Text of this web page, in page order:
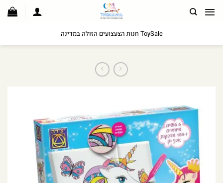
לתוכן
ToySale חנות הצעצועים הזולה במדינה